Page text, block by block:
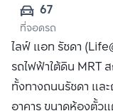
67
ที่จอดรถ
ไลฟ์ แอท รัชดา
รถไฟฟ้าใต้ดิน MRT
ทั้งทางถนนรัชดา แล